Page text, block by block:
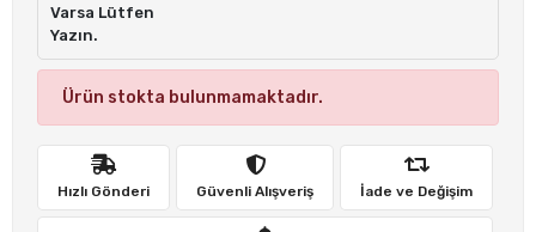
Varsa Lütfen
Yazın.
Ürün stokta bulunmamaktadır.
Hızlı Gönderi Güvenli Alışveriş İade ve Değişim